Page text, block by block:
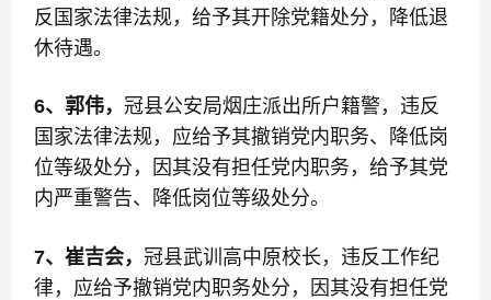
反国家法律法规，给予其开除党籍处分，降低退
休待遇。
6、郭伟， 冠县公安局烟庄派出所户籍警，违反
国家法律法规，应给予其撤销党内职务、降低岗
位等级处分，因其没有担任党内职务，给予其党
内严重警告、降低岗位等级处分。
7、崔吉会， 冠县武训高中原校长，违反工作纪
律，应给予撤销党内职务处分，因其没有担任党